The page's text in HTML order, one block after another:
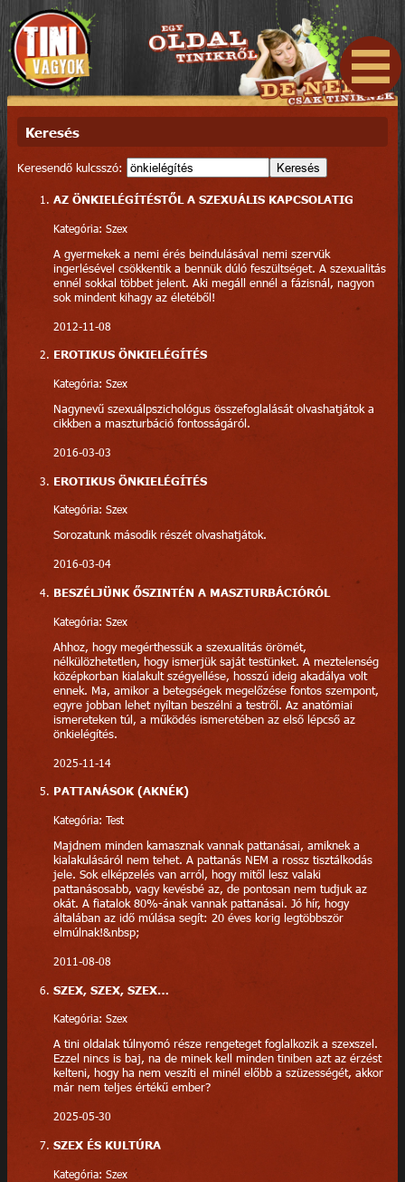
Keresés
Keresendő kulcsszó: Keresés
AZ ÖNKIELÉGÍTÉSTŐL A SZEXUÁLIS KAPCSOLATIG
Kategória: Szex
A gyermekek a nemi érés beindulásával nemi szervük
ingerlésével csökkentik a bennük dúló feszültséget. A szexualitás
ennél sokkal többet jelent. Aki megáll ennél a fázisnál, nagyon
sok mindent kihagy az életéből!
2012-11-08
EROTIKUS ÖNKIELÉGÍTÉS
Kategória: Szex
Nagynevű szexuálpszichológus összefoglalását olvashatjátok a
cikkben a maszturbáció fontosságáról.
2016-03-03
EROTIKUS ÖNKIELÉGÍTÉS
Kategória: Szex
Sorozatunk második részét olvashatjátok.
2016-03-04
BESZÉLJÜNK ŐSZINTÉN A MASZTURBÁCIÓRÓL
Kategória: Szex
Ahhoz, hogy megérthessük a szexualitás örömét,
nélkülözhetetlen, hogy ismerjük saját testünket. A meztelenség
középkorban kialakult szégyellése, hosszú ideig akadálya volt
ennek. Ma, amikor a betegségek megelőzése fontos szempont,
egyre jobban lehet nyíltan beszélni a testről. Az anatómiai
ismereteken túl, a működés ismeretében az első lépcső az
önkielégítés.
2025-11-14
PATTANÁSOK (AKNÉK)
Kategória: Test
Majdnem minden kamasznak vannak pattanásai, amiknek a
kialakulásáról nem tehet. A pattanás NEM a rossz tisztálkodás
jele. Sok elképzelés van arról, hogy mitől lesz valaki
pattanásosabb, vagy kevésbé az, de pontosan nem tudjuk az
okát. A fiatalok 80%-ának vannak pattanásai. Jó hír, hogy
általában az idő múlása segít: 20 éves korig legtöbbször
elmúlnak!&nbsp;
2011-08-08
SZEX, SZEX, SZEX…
Kategória: Szex
A tini oldalak túlnyomó része rengeteget foglalkozik a szexszel.
Ezzel nincs is baj, na de minek kell minden tiniben azt az érzést
kelteni, hogy ha nem veszíti el minél előbb a szüzességét, akkor
már nem teljes értékű ember?
2025-05-30
SZEX ÉS KULTÚRA
Kategória: Szex